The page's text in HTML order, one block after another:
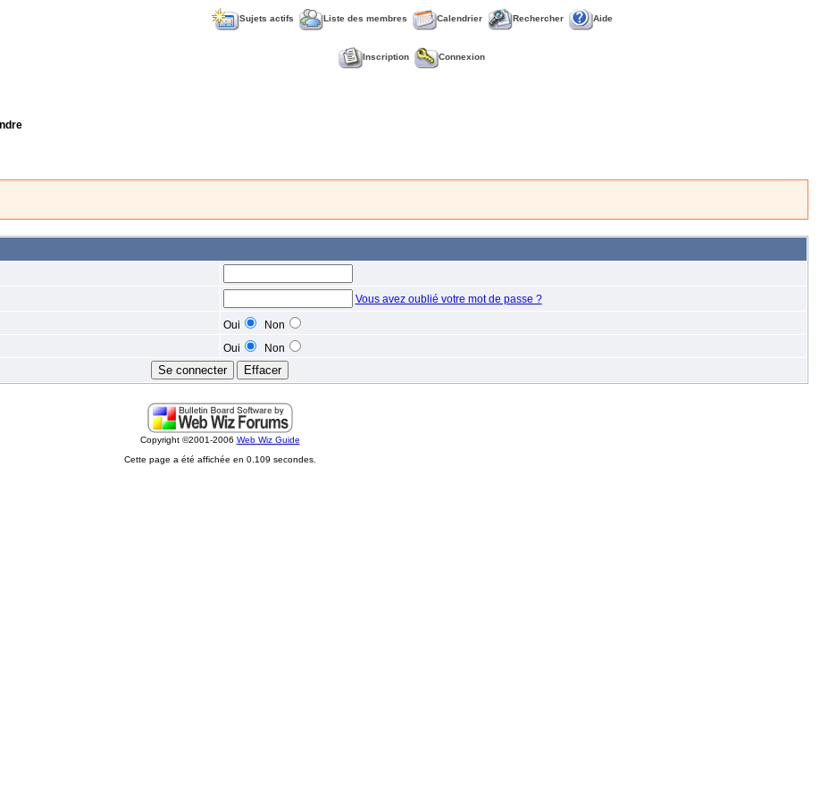
Sujets actifs Liste des membres Calendrier Rechercher Aide
Inscription Connexion
Vous avez oublié votre mot de passe ?
Oui
Non
Oui Non
Copyright ©2001-2006 Web Wiz Guide
Cette page a été affichée en 0.109 secondes.